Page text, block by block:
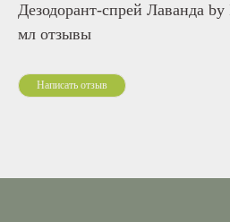
Дезодорант-спрей Лаванда
мл отзывы